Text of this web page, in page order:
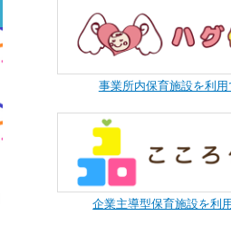
事業所内保育施設を利用
企業主導型保育施設を利